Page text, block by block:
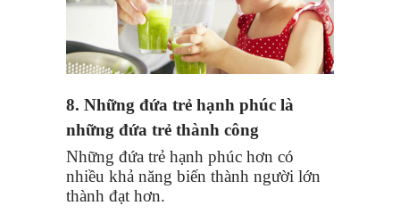
8. Những đứa trẻ hạnh phúc là
những đứa trẻ thành công
Những đứa trẻ hạnh phúc hơn có
nhiều khả năng biến thành người lớn
thành đạt hơn.